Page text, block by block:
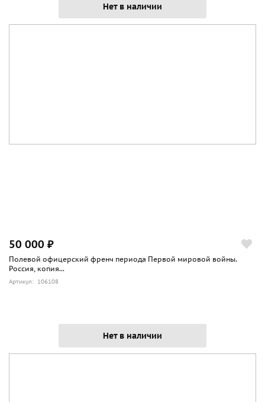
Нет в наличии
50 000 ₽
Полевой офицерский френч периода Первой мировой войны.
Россия, копия...
Артикул: 106108
Нет в наличии